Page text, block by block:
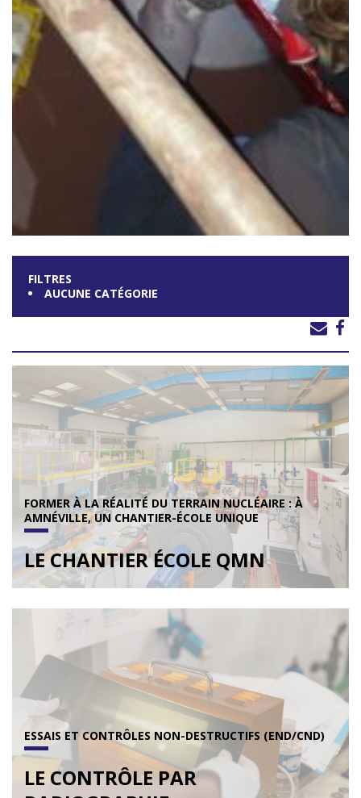
FILTRES
AUCUNE CATÉGORIE
FORMER À LA RÉALITÉ DU TERRAIN NUCLÉAIRE : À
AMNÉVILLE, UN CHANTIER-ÉCOLE UNIQUE
LE CHANTIER ÉCOLE QMN
ESSAIS ET CONTRÔLES NON-DESTRUCTIFS (END/CND)
LE CONTRÔLE PAR